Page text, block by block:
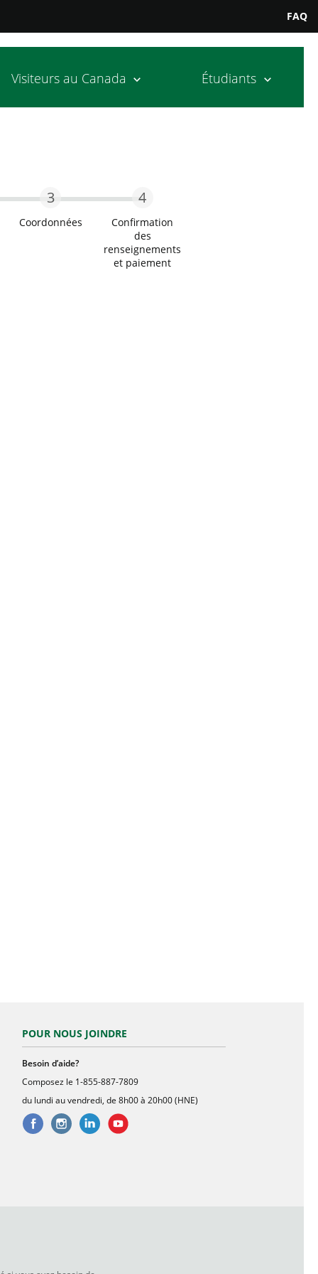
FAQ
Visiteurs au Canada Étudiants
3
Coordonnées
Troisième étape
4
Confirmation
des
renseignements
et paiement
POUR NOUS JOINDRE
Besoin d’aide?
Composez le 1-855-887-7809
du lundi au vendredi, de 8h00 à 20h00 (HNE)